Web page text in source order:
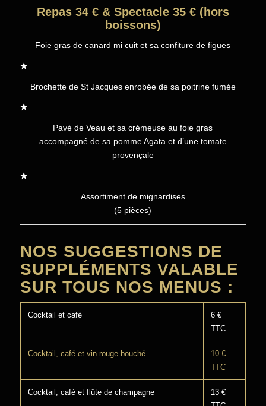
Repas 34 € & Spectacle 35 € (hors
boissons)
Foie gras de canard mi cuit et sa confiture de figues
Brochette de St Jacques enrobée de sa poitrine fumée
Pavé de Veau et sa crémeuse au foie gras
accompagné de sa pomme Agata et d’une tomate
provençale
Assortiment de mignardises
(5 pièces)
NOS SUGGESTIONS DE
SUPPLÉMENTS VALABLE
SUR TOUS NOS MENUS :
Cocktail et café
6 €
TTC
Cocktail, café et vin rouge bouché
10 €
TTC
Cocktail, café et flûte de champagne
13 €